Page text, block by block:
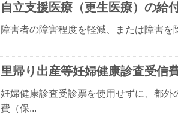
自立支援医療（更生医療）の給
障害者の障害程度を軽減、または障害を
里帰り出産等妊婦健康診査受信
妊婦健康診査受診票を使用せずに、都
費（保...